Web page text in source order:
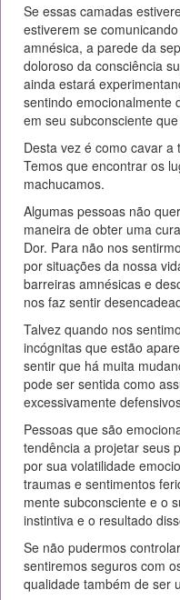
Se essas camadas
estiverem se
amnésica, a parede da
doloroso da consciência
ainda estará
sentindo emocionalmente
em seu subconsciente
Desta vez é como cavar a
Temos que encontrar os
machucamos.
Algumas pessoas não
maneira de obter uma
Dor. Para não nos
por situações da nossa
barreiras amnésicas e
nos faz sentir
Talvez quando nos
incógnitas que estão
sentir que há muita
pode ser sentida como
excessivamente
Pessoas que são
tendência a projetar seus
por sua volatilidade
traumas e sentimentos
mente subconsciente e o
instintiva e o resultado
Se não pudermos
sentiremos seguros com
qualidade também de ser